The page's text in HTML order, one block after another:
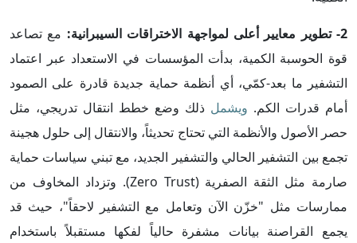
2- تطوير معايير أعلى لمواجهة الاختراقات السيبرانية:
مع تصاعد
قوة الحوسبة الكمية، بدأت المؤسسات في الاستعداد عبر اعتماد
التشفير ما بعد-كمّي، أي أنظمة حماية جديدة قادرة على الصمود
أمام قدرات الكم. ويشمل ذلك وضع خطط انتقال تدريجي، مثل
حصر الأصول والأنظمة التي تحتاج تحديثاً، والانتقال إلى حلول هجينة
تجمع بين التشفير الحالي والتشفير الجديد، مع تبني سياسات حماية
صارمة مثل الثقة الصفرية (Zero Trust). وتزداد المخاوف من
ممارسات مثل "خزّن الآن وتعامل مع التشفير لاحقاً"، حيث قد
يجمع القراصنة بيانات مشفرة حالياً لفكها مستقبلاً باستخدام